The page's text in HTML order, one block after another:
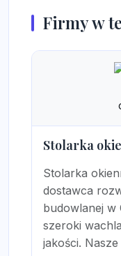
Firmy w
Stolarka
Stolarka
dostawca
budowlanej w
szeroki
jakości. Nasze